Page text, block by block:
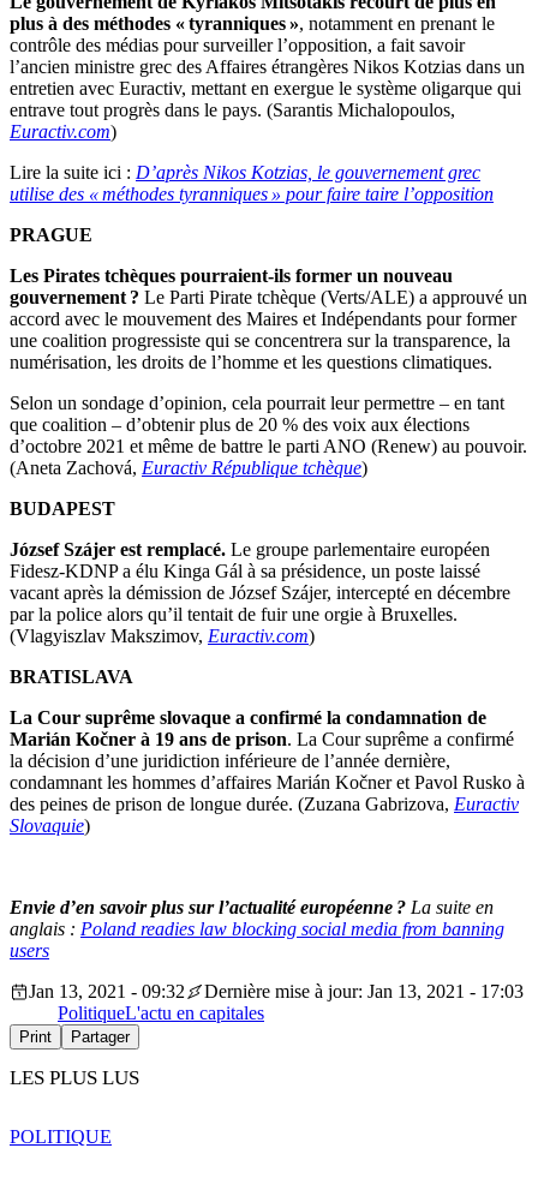
plus à des méthodes « tyranniques », notamment en prenant le
contrôle des médias pour surveiller l’opposition, a fait savoir
l’ancien ministre grec des Affaires étrangères Nikos Kotzias dans un
entretien avec Euractiv, mettant en exergue le système oligarque qui
entrave tout progrès dans le pays. (Sarantis Michalopoulos,
Euractiv.com)
Lire la suite ici : D’après Nikos Kotzias, le gouvernement grec
utilise des « méthodes tyranniques » pour faire taire l’opposition
PRAGUE
Les Pirates tchèques pourraient-ils former un nouveau
gouvernement ? Le Parti Pirate tchèque (Verts/ALE) a approuvé un
accord avec le mouvement des Maires et Indépendants pour former
une coalition progressiste qui se concentrera sur la transparence, la
numérisation, les droits de l’homme et les questions climatiques.
Selon un sondage d’opinion, cela pourrait leur permettre – en tant
que coalition – d’obtenir plus de 20 % des voix aux élections
d’octobre 2021 et même de battre le parti ANO (Renew) au pouvoir.
(Aneta Zachová, Euractiv République tchèque)
BUDAPEST
József Szájer est remplacé. Le groupe parlementaire européen
Fidesz-KDNP a élu Kinga Gál à sa présidence, un poste laissé
vacant après la démission de József Szájer, intercepté en décembre
par la police alors qu’il tentait de fuir une orgie à Bruxelles.
(Vlagyiszlav Makszimov, Euractiv.com)
BRATISLAVA
La Cour suprême slovaque a confirmé la condamnation de
Marián Kočner à 19 ans de prison. La Cour suprême a confirmé
la décision d’une juridiction inférieure de l’année dernière,
condamnant les hommes d’affaires Marián Kočner et Pavol Rusko à
des peines de prison de longue durée. (Zuzana Gabrizova, Euractiv
Slovaquie)
Envie d’en savoir plus sur l’actualité européenne ? La suite en
anglais : Poland readies law blocking social media from banning
users
Jan 13, 2021 - 09:32
Dernière mise à jour: Jan 13, 2021 - 17:03
PolitiqueL'actu en capitales
Print Partager
LES PLUS LUS
POLITIQUE